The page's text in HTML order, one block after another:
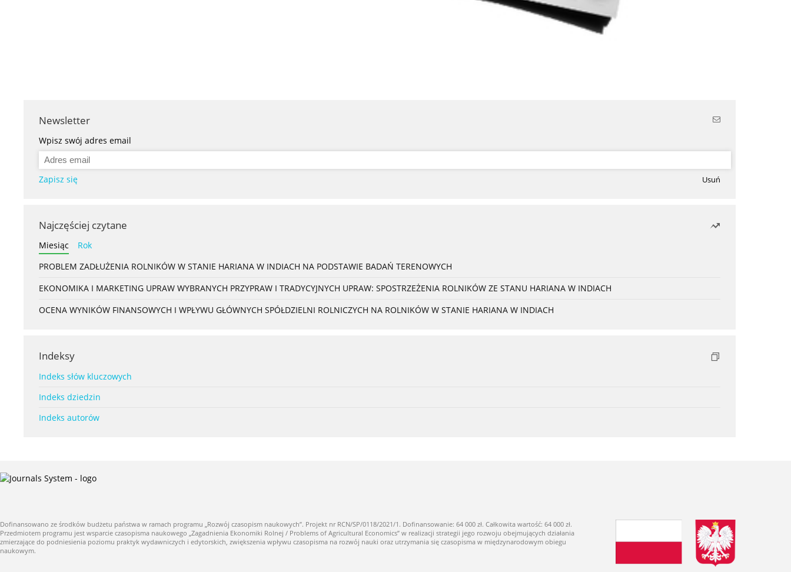
Newsletter
Wpisz swój adres email
Zapisz się Usuń
Najczęściej czytane
Miesiąc
Rok
PROBLEM ZADŁUŻENIA ROLNIKÓW W STANIE HARIANA W INDIACH NA PODSTAWIE BADAŃ TERENOWYCH
EKONOMIKA I MARKETING UPRAW WYBRANYCH PRZYPRAW I TRADYCYJNYCH UPRAW: SPOSTRZEŻENIA ROLNIKÓW ZE STANU HARIANA W INDIACH
OCENA WYNIKÓW FINANSOWYCH I WPŁYWU GŁÓWNYCH SPÓŁDZIELNI ROLNICZYCH NA ROLNIKÓW W STANIE HARIANA W INDIACH
Indeksy
Indeks słów kluczowych
Indeks dziedzin
Indeks autorów
Dofinansowano ze środków budżetu państwa w ramach programu „Rozwój czasopism naukowych”. Projekt nr RCN/SP/0118/2021/1. Dofinansowanie: 64 000 zł. Całkowita wartość: 64 000 zł.
Przedmiotem programu jest wsparcie czasopisma naukowego „Zagadnienia Ekonomiki Rolnej / Problems of Agricultural Economics” w realizacji strategii jego rozwoju obejmujących działania
zmierzające do podniesienia poziomu praktyk wydawniczych i edytorskich, zwiększenia wpływu czasopisma na rozwój nauki oraz utrzymania się czasopisma w międzynarodowym obiegu
naukowym.